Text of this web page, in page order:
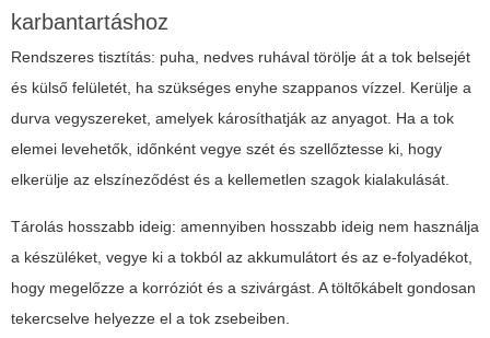
karbantartáshoz
Rendszeres tisztítás: puha, nedves ruhával törölje át a tok belsejét
és külső felületét, ha szükséges enyhe szappanos vízzel. Kerülje a
durva vegyszereket, amelyek károsíthatják az anyagot. Ha a tok
elemei levehetők, időnként vegye szét és szellőztesse ki, hogy
elkerülje az elszíneződést és a kellemetlen szagok kialakulását.
Tárolás hosszabb ideig: amennyiben hosszabb ideig nem használja
a készüléket, vegye ki a tokból az akkumulátort és az e-folyadékot,
hogy megelőzze a korróziót és a szivárgást. A töltőkábelt gondosan
tekercselve helyezze el a tok zsebeiben.